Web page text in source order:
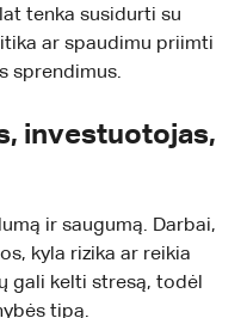
tenka susidurti su
ar spaudimu priimti
sprendimus.
investuotojas,
ir saugumą. Darbai,
kyla rizika ar reikia
gali kelti stresą, todėl
tipą.